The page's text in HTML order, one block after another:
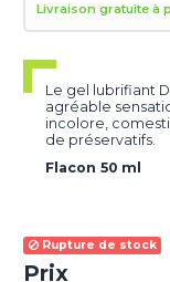
Livraison gratuite à
Le gel lubrifiant
agréable
incolore,
de préservatifs.
Flacon 50 ml
Rupture de stock
Prix